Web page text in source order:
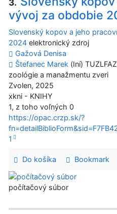
3.
vývoj za obdobie
Slovenský kopov a jeho
2024 elektronický zdroj
Gažová Denisa
Štefanec Marek (Iní)
zoológie a manažmentu zveri
Zvolen, 2025
xkni - KNIHY
1, z toho voľných 0
https://opac.crzp.sk/?
1
Do košíka Bookmark
počítačový súbor